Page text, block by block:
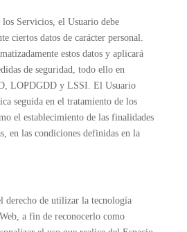
Servicios, el Usuario debe
ciertos datos de carácter personal.
estos datos y aplicará
de seguridad, todo ello en
LOPDGDD y LSSI. El Usuario
seguida en el tratamiento de los
el establecimiento de las finalidades
en las condiciones definidas en la
derecho de utilizar la tecnología
a fin de reconocerlo como